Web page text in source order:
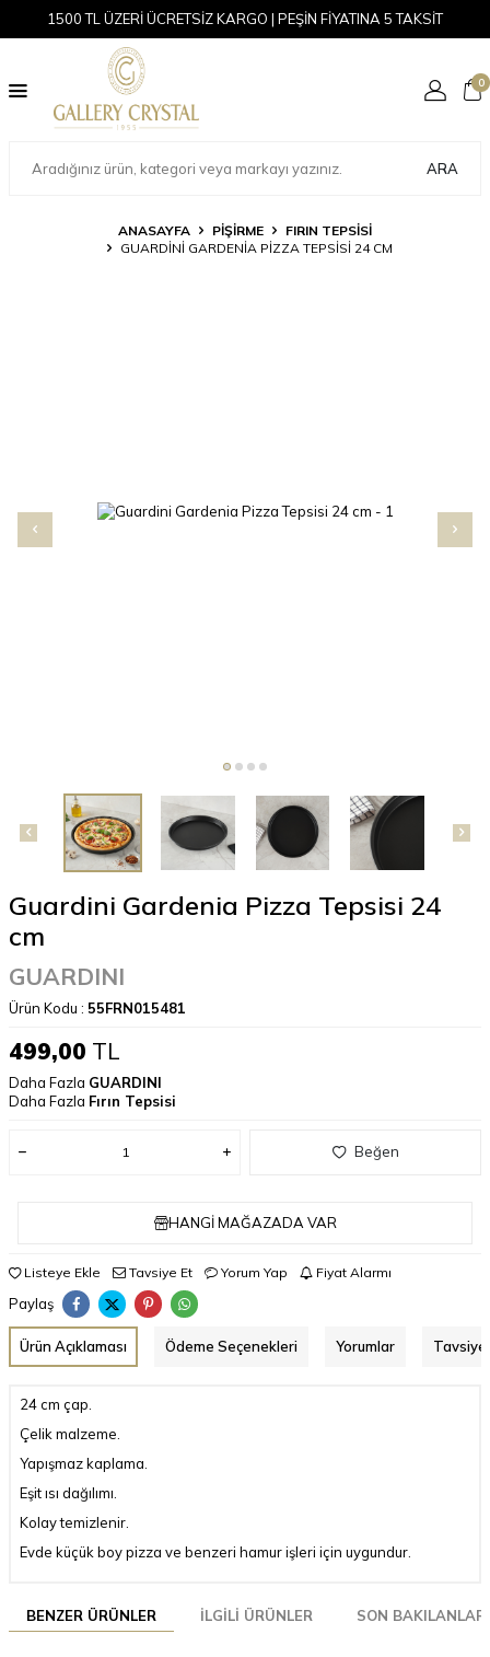
1500 TL ÜZERİ ÜCRETSİZ KARGO | PEŞİN FİYATINA 5 TAKSİT
ARA
0
ANASAYFA PİŞİRME
FIRIN TEPSISI
GUARDINI GARDENIA PIZZA TEPSISI 24 CM
Guardini Gardenia Pizza Tepsisi 24
cm
GUARDINI
Ürün Kodu : 55FRN015481
499,00 TL
Daha Fazla GUARDINI
Daha Fazla Fırın Tepsisi
Beğen
HANGI MAĞAZADA VAR
Listeye Ekle Tavsiye Et Yorum Yap Fiyat Alarmı
Paylaş
Ürün Açıklaması Ödeme Seçenekleri Yorumlar Tavsiye
24 cm çap.
Çelik malzeme.
Yapışmaz kaplama.
Eşit ısı dağılımı.
Kolay temizlenir.
Evde küçük boy pizza ve benzeri hamur işleri için uygundur.
BENZER ÜRÜNLER İLGILI ÜRÜNLER SON BAKILANLAR